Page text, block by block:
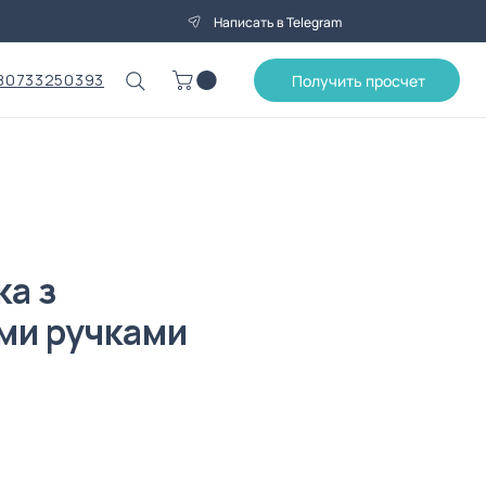
Написать в Telegram
Получить просчет
з
ручками